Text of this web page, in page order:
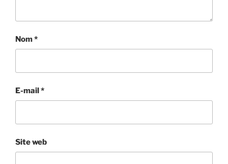
Nom*
E-mail*
Site web